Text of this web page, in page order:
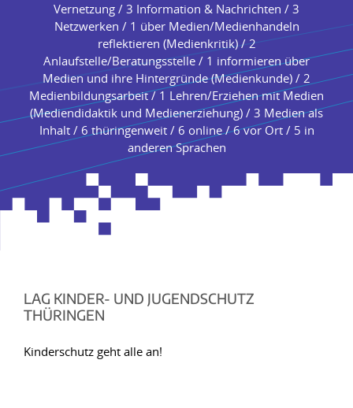
Vernetzung / 3 Information & Nachrichten / 3
Netzwerken / 1 über Medien/Medienhandeln
reflektieren (Medienkritik) / 2
Anlaufstelle/Beratungsstelle / 1 informieren über
Medien und ihre Hintergründe (Medienkunde) / 2
Medienbildungsarbeit / 1 Lehren/Erziehen mit Medien
(Mediendidaktik und Medienerziehung) / 3 Medien als
Inhalt / 6 thüringenweit / 6 online / 6 vor Ort / 5 in
anderen Sprachen
LAG KINDER- UND JUGENDSCHUTZ
THÜRINGEN
Kinderschutz geht alle an!